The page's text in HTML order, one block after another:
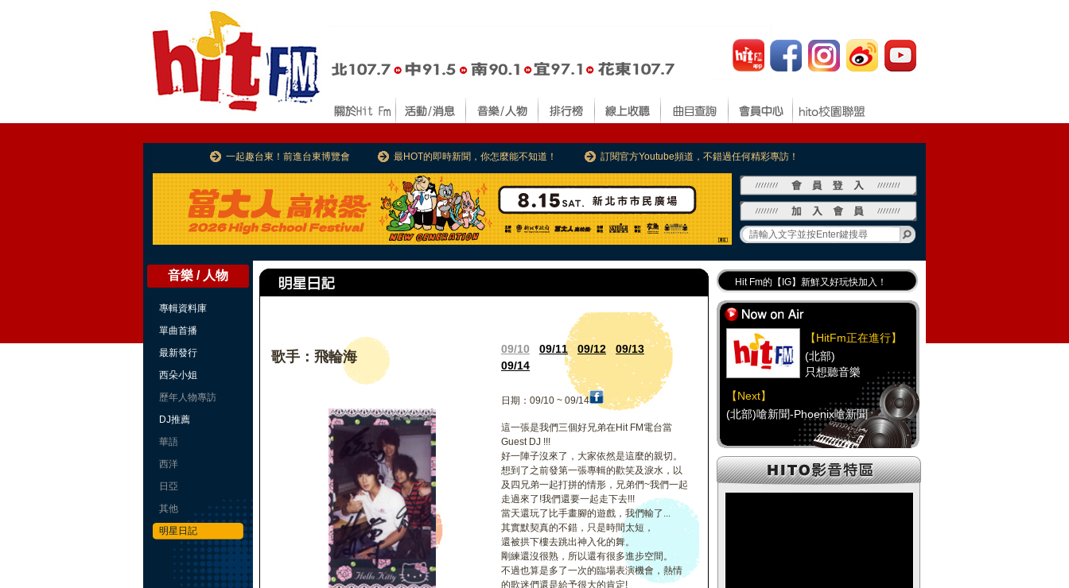
一起趣台東！前進台東博覽會 最HOT的即時新聞，你怎麼能不知道！ 訂閱官方Youtube頻道，不錯過任何精彩專訪！
音樂 / 人物
專輯資料庫
單曲首播
最新發行
西朵小姐
歷年人物專訪
DJ推薦
華語
西洋
日亞
其他
明星日記
歌手：飛輪海 09/10 09/11 09/12
09/13
09/14
日期：09/10 ~ 09/14
這一張是我們三個好兄弟在Hit FM電台當
Guest DJ !!!
好一陣子沒來了，大家依然是這麼的親切。
想到了之前發第一張專輯的歡笑及淚水，以
及四兄弟一起打拼的情形，兄弟們~我們一起
走過來了!我們還要一起走下去!!!
當天還玩了比手畫腳的遊戲，我們輸了...
其實默契真的不錯，只是時間太短，
還被拱下樓去跳出神入化的舞。
剛練還沒很熟，所以還有很多進步空間。
不過也算是多了一次的臨場表演機會，熱情
的歌迷們還是給予很大的肯定!
Hit Fm的【IG】新鮮又好玩快加入！
Hit Fm【FB臉書粉絲團】等你加入！
最專業《DJ推薦》好音樂千萬別錯過！
好康報報 最新優惠訊息都在這！
【HitFm正在進行】
(北部)
只想聽音樂
【Next】
(北部)嗆新聞-Phoenix嗆新聞
【HitFm正在進行】
(中部)